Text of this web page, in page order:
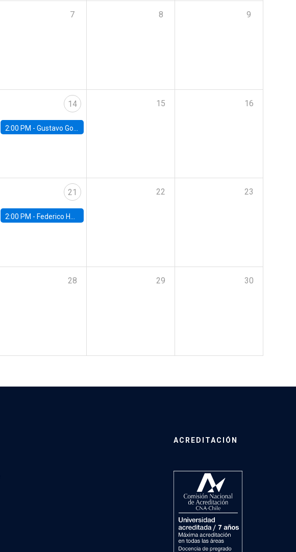
7 8 9
14
2:00 PM - Gustavo González - Banco Central de Chile
15 16
21
2:00 PM - Federico Huneeus - Banco Central de Chile
22 23
28 29 30
ACREDITACIÓN